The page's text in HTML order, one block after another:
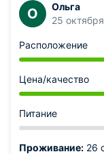
О
Ольга
25
Расположение
Цена/качество
Питание
Проживание: 26